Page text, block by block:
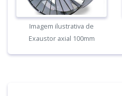
Imagem ilustrativa de
Exaustor axial 100mm